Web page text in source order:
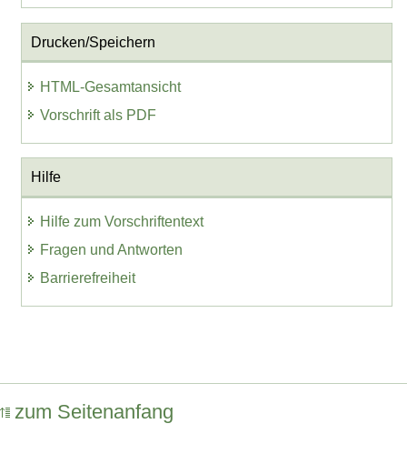
Drucken/Speichern
HTML-Gesamtansicht
Vorschrift als PDF
Hilfe
Hilfe zum Vorschriftentext
Fragen und Antworten
Barrierefreiheit
zum Seitenanfang